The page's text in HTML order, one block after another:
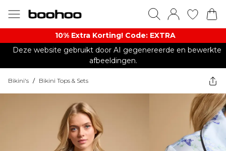
10% Extra Korting! Code: EXTRA​
Deze website gebruikt door AI gegenereerde en bewerkte
afbeeldingen.
Bikini's / Bikini Tops & Sets